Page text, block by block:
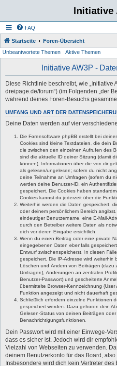
Initiative
FAQ
Startseite Foren-Übersicht
Unbeantwortete Themen Aktive Themen
Initiative AW3P -
Diese Richtlinie beschreibt, wie „Initiative
dreipage.de/forum“) (im Folgenden „der
während deines Foren-Besuchs
UMFANG UND ART DER
Deine Daten werden auf vier
Die Forensoftware phpBB erstellt bei
Cookies sind kleine Textdateien, die dein
die zwischen den einzelnen Aufrufen des
sind die aktuelle ID deiner Sitzung (damit
können), Informationen über die von dir
als gelesen/ungelesen; sofern du nicht
deine Teilnahme an Umfragen (sofern du
werden deine Benutzer-ID, ein
gespeichert. Die Cookies haben
Cookies kannst du jederzeit über die
Weiterhin werden die Daten gespeichert,
oder deinem persönlichem Bereich
eindeutiger Benutzername, eine E-Mail-
durch den Betreiber weitere Daten als
dich vor deren Eingabe ersichtlich.
Wenn du einen Beitrag oder eine private
eingegebenen Daten ebenfalls
Entwurf zwischenspeicherst. In diesen
gespeichert. Die IP-Adresse wird weiterhin
Löschen und Ändern von Beiträgen (dazu
Umfragen), Änderungen an zentralen
Benutzer-Passwort) und gescheiterte
übermittelte Browser-Kennzeichnung (User
Funktion angezeigt und nicht dauerhaft
Schließlich erfordern einzelne Funktionen
gespeichert werden. Dazu gehören dein
Gelesen-Status von deinen Beiträgen
Benachrichtigungsfunktionen.
Dein Passwort wird mit einer Einwege-
dass es sicher ist. Jedoch wird dir
Vielzahl von Webseiten zu verwenden.
deinem Benutzerkonto für das Board,
Insbesondere wird dich kein Vertreter